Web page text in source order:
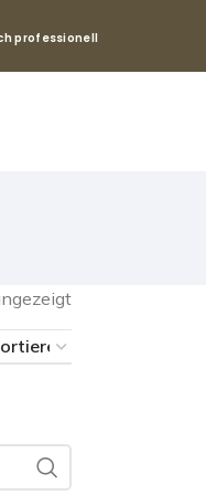
professionell